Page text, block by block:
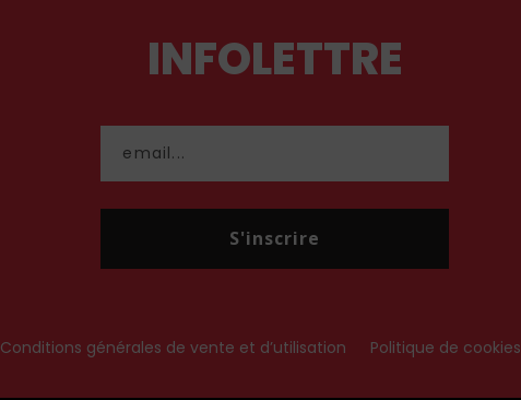
INFOLETTRE
S'inscrire
Conditions générales de vente et d’utilisation Politique de cookies